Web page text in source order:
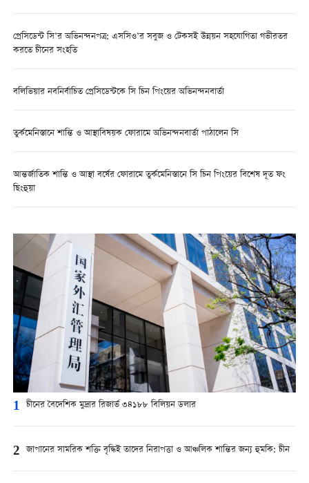
প্রেসিডেন্ট সি’র অভিনন্দনপত্র: এসসিও’র সবুজ ও টেকসই উন্নয়ন সহযোগিতা গভীরতর
করতে চীনের সংহতি
বলিভিয়ার নবনির্বাচিত প্রেসিডেন্টকে সি চিন পিংয়ের অভিনন্দনবার্তা
তুর্কমেনিস্তানে শান্তি ও আস্থাবিষয়ক ফোরামে অভিনন্দনবার্তা পাঠালেন সি
আন্তর্জাতিক শান্তি ও আস্থা বর্ষের ফোরামে তুর্কমেনিস্তানে সি চিন পিংয়ের বিশেষ দূত ফং
ছিংহুয়া
1 চীনের বৈদেশিক মুদ্রার রিজার্ভ ৩৪১৮৮ বিলিয়ন ডলার
2 জাপানের সামরিক শক্তি বৃদ্ধিই তাদের নিরাপত্তা ও আঞ্চলিক শান্তির জন্য হুমকি: চীন